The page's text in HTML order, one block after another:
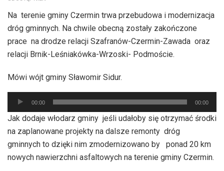
Na terenie gminy Czermin trwa przebudowa i modernizacja
dróg gminnych. Na chwile obecną zostały zakończone
prace na drodze relacji Szafranów-Czermin-Zawada oraz
relacji Brnik-Leśniakówka-Wrzoski- Podmoście.
Mówi wójt gminy Sławomir Sidur.
Odtwarzacz
plików
dźwiękowych
00:00 00:00
Jak dodaje włodarz gminy jeśli udałoby się otrzymać środki
na zaplanowane projekty na dalsze remonty dróg
gminnych to dzięki nim zmodernizowano by ponad 20 km
nowych nawierzchni asfaltowych na terenie gminy Czermin.